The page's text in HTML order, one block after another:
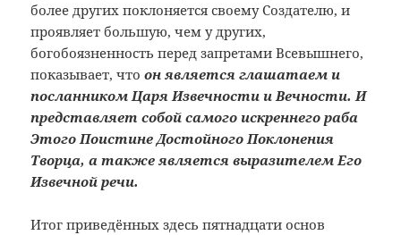
более других поклоняется своему Создателю, и
проявляет большую, чем у других,
богобоязненность перед запретами Всевышнего,
показывает, чтоон является глашатаем и
посланником Царя Извечности и Вечности. И
представляет собой самого искреннего раба
Этого Поистине Достойного Поклонения
Творца, а также является выразителем Его
Извечной речи.
Итог приведённых здесь пятнадцати основ